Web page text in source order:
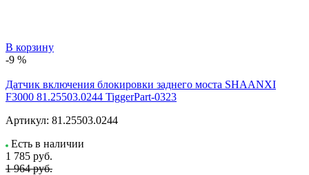
В корзину
-9 %
Датчик включения блокировки заднего моста SHAANXI
F3000 81.25503.0244 TiggerPart-0323
Артикул: 81.25503.0244
Есть в наличии
1 785 руб.
1 964 руб.